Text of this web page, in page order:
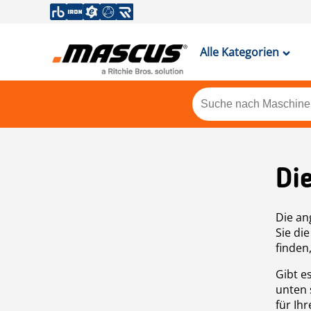
Alle Kategorien
Die
Sie
Gibt
unten
für